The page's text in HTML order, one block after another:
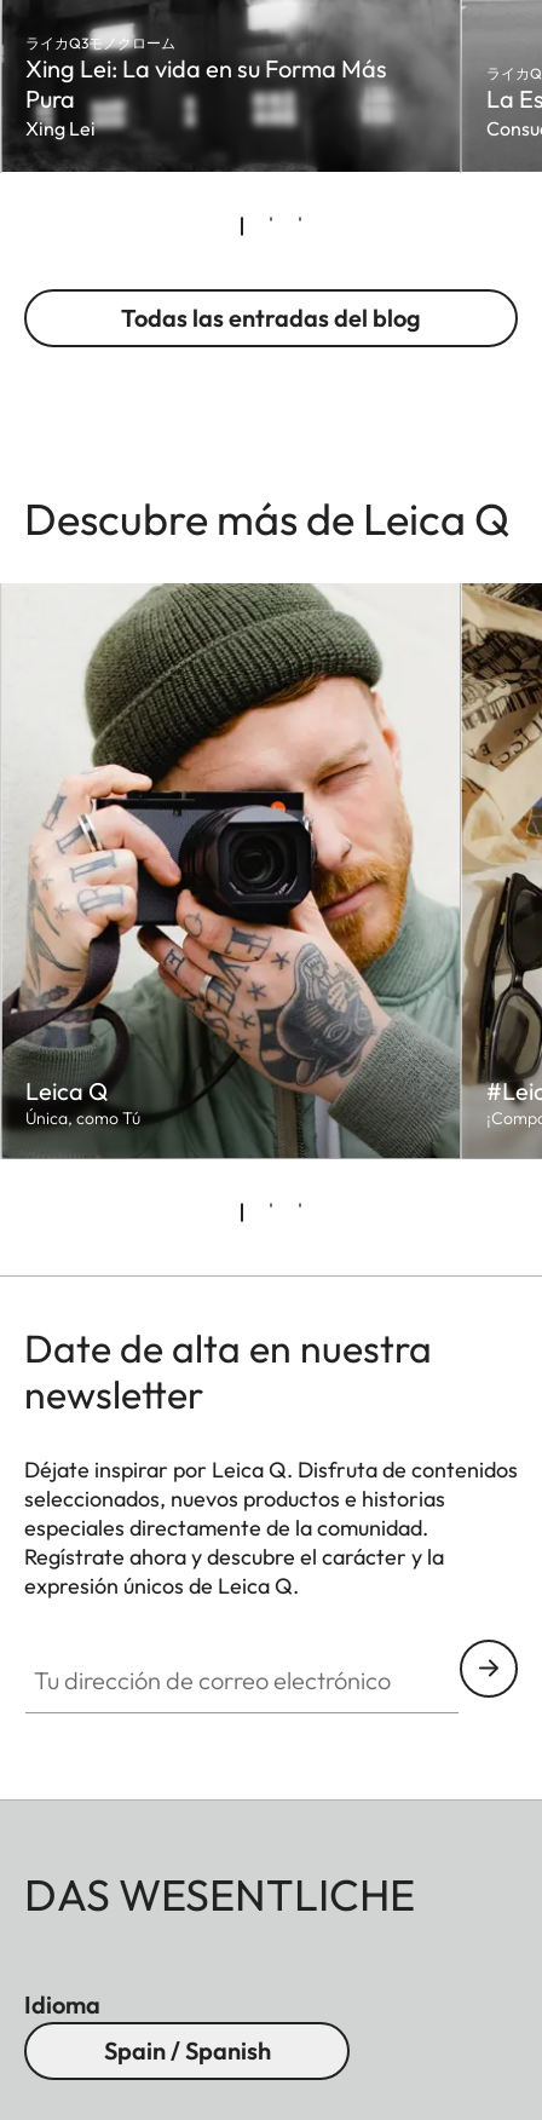
ライカQ3モノクローム
Xing Lei: La vida en su Forma Más
Pura
Xing Lei
ライカ
La
Todas las entradas del blog
Descubre más de Leica Q
Leica Q
Única, como Tú
Date de alta en nuestra
newsletter
Déjate inspirar por Leica Q. Disfruta de contenidos
seleccionados, nuevos productos e historias
especiales directamente de la comunidad.
Regístrate ahora y descubre el carácter y la
expresión únicos de Leica Q.
DAS WESENTLICHE
Idioma
Spain / Spanish